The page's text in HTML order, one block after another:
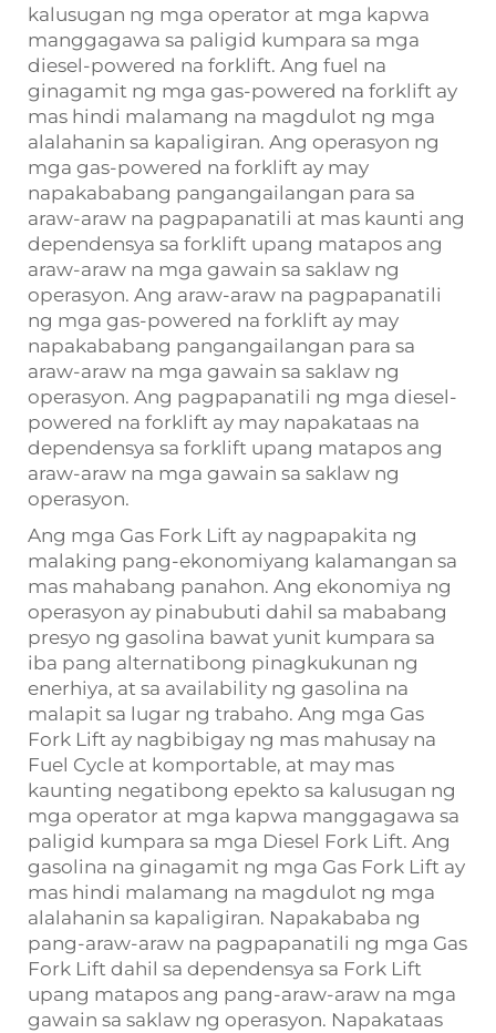
kalusugan ng mga operator at mga kapwa
manggagawa sa paligid kumpara sa mga
diesel-powered na forklift. Ang fuel na
ginagamit ng mga gas-powered na forklift ay
mas hindi malamang na magdulot ng mga
alalahanin sa kapaligiran. Ang operasyon ng
mga gas-powered na forklift ay may
napakababang pangangailangan para sa
araw-araw na pagpapanatili at mas kaunti ang
dependensya sa forklift upang matapos ang
araw-araw na mga gawain sa saklaw ng
operasyon. Ang araw-araw na pagpapanatili
ng mga gas-powered na forklift ay may
napakababang pangangailangan para sa
araw-araw na mga gawain sa saklaw ng
operasyon. Ang pagpapanatili ng mga diesel-
powered na forklift ay may napakataas na
dependensya sa forklift upang matapos ang
araw-araw na mga gawain sa saklaw ng
operasyon.
Ang mga Gas Fork Lift ay nagpapakita ng
malaking pang-ekonomiyang kalamangan sa
mas mahabang panahon. Ang ekonomiya ng
operasyon ay pinabubuti dahil sa mababang
presyo ng gasolina bawat yunit kumpara sa
iba pang alternatibong pinagkukunan ng
enerhiya, at sa availability ng gasolina na
malapit sa lugar ng trabaho. Ang mga Gas
Fork Lift ay nagbibigay ng mas mahusay na
Fuel Cycle at komportable, at may mas
kaunting negatibong epekto sa kalusugan ng
mga operator at mga kapwa manggagawa sa
paligid kumpara sa mga Diesel Fork Lift. Ang
gasolina na ginagamit ng mga Gas Fork Lift ay
mas hindi malamang na magdulot ng mga
alalahanin sa kapaligiran. Napakababa ng
pang-araw-araw na pagpapanatili ng mga Gas
Fork Lift dahil sa dependensya sa Fork Lift
upang matapos ang pang-araw-araw na mga
gawain sa saklaw ng operasyon. Napakataas